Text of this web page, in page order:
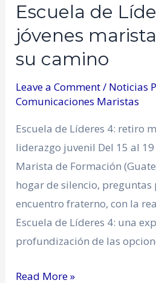
Escuela de
jóvenes
su camino
Leave a Comment/ Noticias
Comunicaciones Maristas
Escuela de Líderes 4: retiro
liderazgo juvenil Del 15 al 19
Marista de Formación
hogar de silencio,
encuentro fraterno, con la
Escuela de Líderes 4: una
profundización de las
Read More »